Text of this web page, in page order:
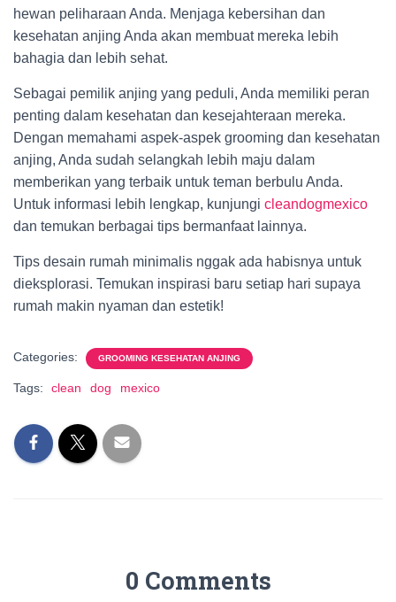
hewan peliharaan Anda. Menjaga kebersihan dan
kesehatan anjing Anda akan membuat mereka lebih
bahagia dan lebih sehat.
Sebagai pemilik anjing yang peduli, Anda memiliki peran
penting dalam kesehatan dan kesejahteraan mereka.
Dengan memahami aspek-aspek grooming dan kesehatan
anjing, Anda sudah selangkah lebih maju dalam
memberikan yang terbaik untuk teman berbulu Anda.
Untuk informasi lebih lengkap, kunjungi cleandogmexico
dan temukan berbagai tips bermanfaat lainnya.
Tips desain rumah minimalis nggak ada habisnya untuk
dieksplorasi. Temukan inspirasi baru setiap hari supaya
rumah makin nyaman dan estetik!
Categories: GROOMING KESEHATAN ANJING
Tags: clean dog mexico
0 Comments